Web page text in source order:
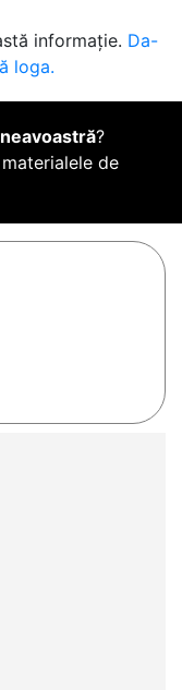
informație. Da-
loga.
?
de